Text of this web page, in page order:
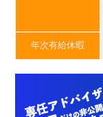
年次有給休暇